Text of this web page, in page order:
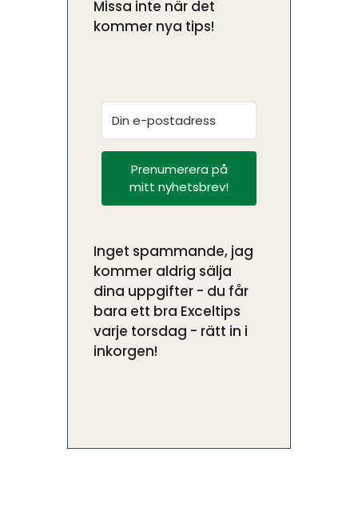
Missa inte när det
kommer nya tips!
Prenumerera på
mitt nyhetsbrev!
Inget spammande, jag
kommer aldrig sälja
dina uppgifter - du får
bara ett bra Exceltips
varje torsdag - rätt in i
inkorgen!